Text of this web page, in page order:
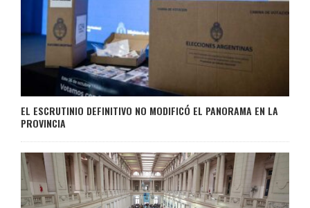
EL ESCRUTINIO DEFINITIVO NO MODIFICÓ EL PANORAMA EN LA
PROVINCIA